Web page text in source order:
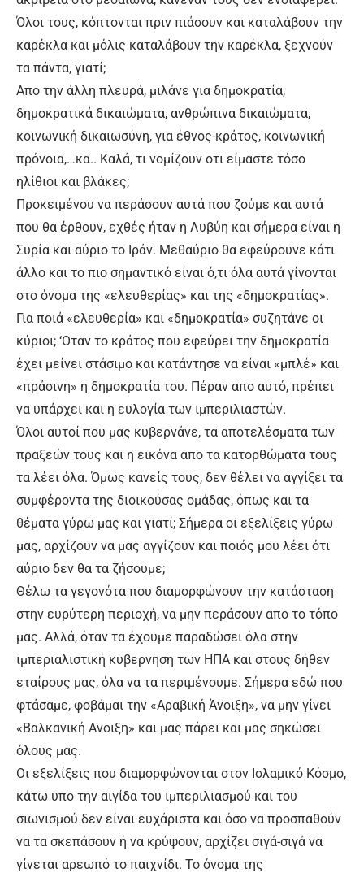
Όλοι τους, κόπτονται πριν πιάσουν και καταλάβουν την
καρέκλα και μόλις καταλάβουν την καρέκλα, ξεχνούν
τα πάντα, γιατί;
Απο την άλλη πλευρά, μιλάνε για δημοκρατία,
δημοκρατικά δικαιώματα, ανθρώπινα δικαιώματα,
κοινωνική δικαιωσύνη, για έθνος-κράτος, κοινωνική
πρόνοια,…κα.. Καλά, τι νομίζουν οτι είμαστε τόσο
ηλίθιοι και βλάκες;
Προκειμένου να περάσουν αυτά που ζούμε και αυτά
που θα έρθουν, εχθές ήταν η Λυβύη και σήμερα είναι η
Συρία και αύριο το Ιράν. Μεθαύριο θα εφεύρουνε κάτι
άλλο και το πιο σημαντικό είναι ό,τι όλα αυτά γίνονται
στο όνομα της «ελευθερίας» και της «δημοκρατίας».
Για ποιά «ελευθερία» και «δημοκρατία» συζητάνε οι
κύριοι; ‘Οταν το κράτος που εφεύρει την δημοκρατία
έχει μείνει στάσιμο και κατάντησε να είναι «μπλέ» και
«πράσινη» η δημοκρατία του. Πέραν απο αυτό, πρέπει
να υπάρχει και η ευλογία των ιμπεριλιαστών.
Όλοι αυτοί που μας κυβερνάνε, τα αποτελέσματα των
πραξεών τους και η εικόνα απο τα κατορθώματα τους
τα λέει όλα. Όμως κανείς τους, δεν θέλει να αγγίξει τα
συμφέροντα της διοικούσας ομάδας, όπως και τα
θέματα γύρω μας και γιατί; Σήμερα οι εξελίξεις γύρω
μας, αρχίζουν να μας αγγίζουν και ποιός μου λέει ότι
αύριο δεν θα τα ζήσουμε;
Θέλω τα γεγονότα που διαμορφώνουν την κατάσταση
στην ευρύτερη περιοχή, να μην περάσουν απο το τόπο
μας. Αλλά, όταν τα έχουμε παραδώσει όλα στην
ιμπεριαλιστική κυβερνηση των ΗΠΑ και στους δήθεν
εταίρους μας, όλα να τα περιμένουμε. Σήμερα εδώ που
φτάσαμε, φοβάμαι την «Αραβική Άνοιξη», να μην γίνει
«Βαλκανική Ανοιξη» και μας πάρει και μας σηκώσει
όλους μας.
Οι εξελίξεις που διαμορφώνονται στον Ισλαμικό Κόσμο,
κάτω υπο την αιγίδα του ιμπεριλιασμού και του
σιωνισμού δεν είναι ευχάριστα και όσο να προσπαθούν
να τα σκεπάσουν ή να κρύψουν, αρχίζει σιγά-σιγά να
γίνεται αρεωπό το παιχνίδι. Το όνομα της